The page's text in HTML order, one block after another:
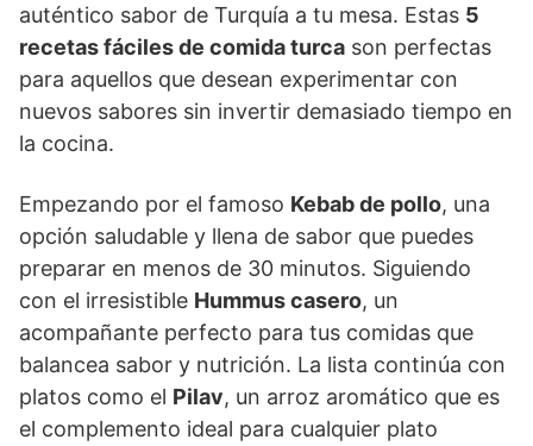
auténtico sabor de Turquía a tu mesa. Estas 5
recetas fáciles de comida turca son perfectas
para aquellos que desean experimentar con
nuevos sabores sin invertir demasiado tiempo en
la cocina.
Empezando por el famoso Kebab de pollo, una
opción saludable y llena de sabor que puedes
preparar en menos de 30 minutos. Siguiendo
con el irresistible Hummus casero, un
acompañante perfecto para tus comidas que
balancea sabor y nutrición. La lista continúa con
platos como el Pilav, un arroz aromático que es
el complemento ideal para cualquier plato